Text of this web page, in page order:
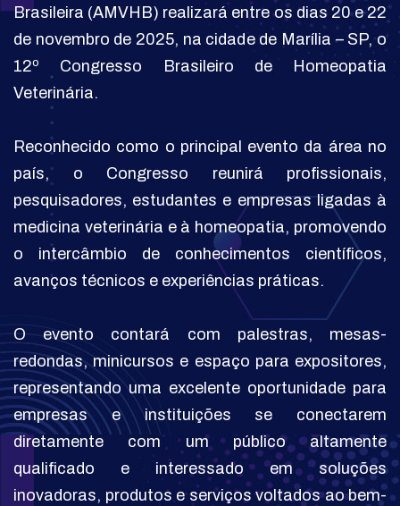
Brasileira (AMVHB) realizará entre os dias 20 e 22
de novembro de 2025, na cidade de Marília – SP, o
12º Congresso Brasileiro de Homeopatia
Veterinária.
Reconhecido como o principal evento da área no
país, o Congresso reunirá profissionais,
pesquisadores, estudantes e empresas ligadas à
medicina veterinária e à homeopatia, promovendo
o intercâmbio de conhecimentos científicos,
avanços técnicos e experiências práticas.
O evento contará com palestras, mesas-
redondas, minicursos e espaço para expositores,
representando uma excelente oportunidade para
empresas e instituições se conectarem
diretamente com um público altamente
qualificado e interessado em soluções
inovadoras, produtos e serviços voltados ao bem-